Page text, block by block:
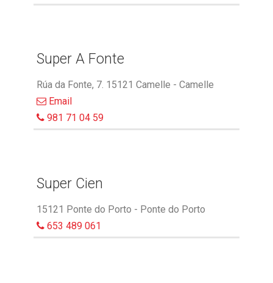
Super A Fonte
Rúa da Fonte, 7. 15121 Camelle - Camelle
Email
981 71 04 59
Super Cien
15121 Ponte do Porto - Ponte do Porto
653 489 061